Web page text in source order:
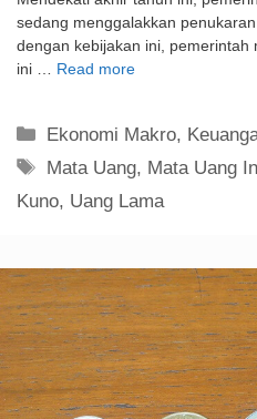
sedang menggalakkan
dengan kebijakan ini, pemerintah
ini …
Read more
Kategori
Ekonomi Makro,
Tag
Mata Uang, Mata Uang
Kuno, Uang Lama